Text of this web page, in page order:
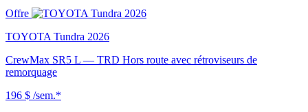
Offre
TOYOTA Tundra 2026
CrewMax SR5 L — TRD Hors route avec rétroviseurs de
remorquage
196 $ /sem.*